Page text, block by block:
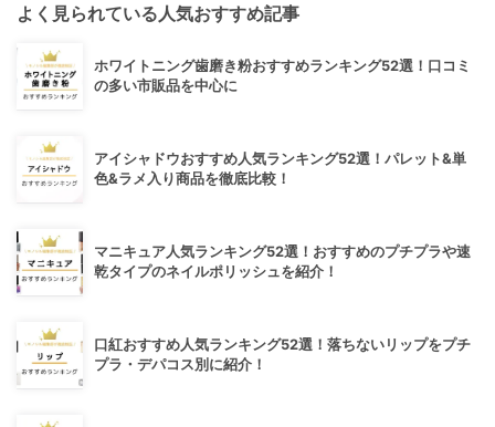
よく見られている人気おすすめ記事
ホワイトニング歯磨き粉おすすめランキング52選！口コミ
の多い市販品を中心に
アイシャドウおすすめ人気ランキング52選！パレット&単
色&ラメ入り商品を徹底比較！
マニキュア人気ランキング52選！おすすめのプチプラや速
乾タイプのネイルポリッシュを紹介！
口紅おすすめ人気ランキング52選！落ちないリップをプチ
プラ・デパコス別に紹介！